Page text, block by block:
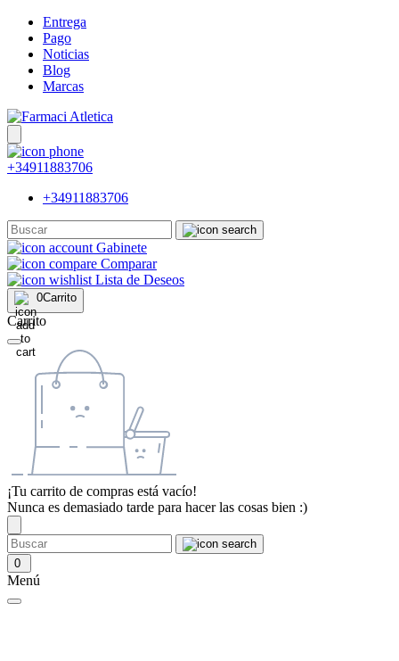
Entrega
Pago
Noticias
Blog
Marcas
+34911883706
+34911883706
Gabinete
Comparar
Lista de Deseos
0Carrito
Carrito
¡Tu carrito de compras está vacío!
Nunca es demasiado tarde para hacer las cosas bien :)
0
Menú